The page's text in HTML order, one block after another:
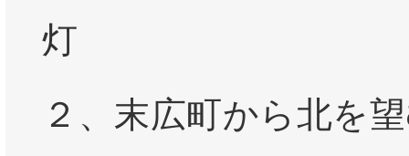
灯
２、末広町から北を